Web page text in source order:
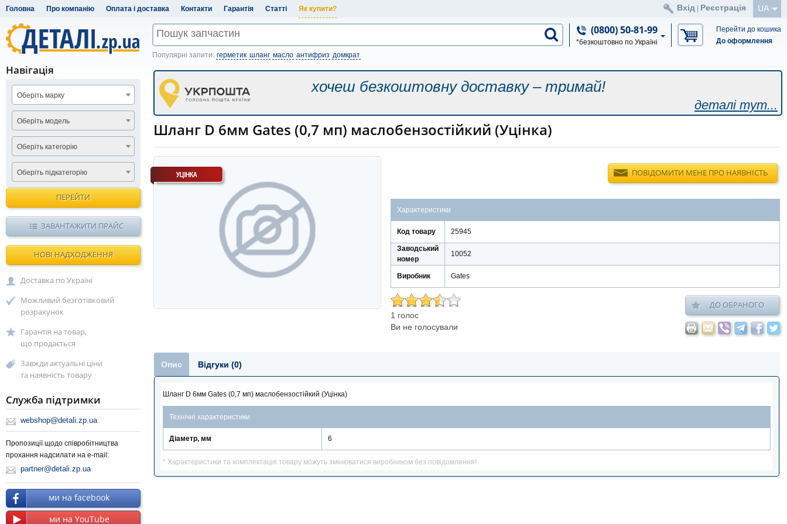
Головна Про компанію Оплата і доставка Контакти Гарантія Статті Як купити? UA
Вхід Реєстрація
(0800) 50-81-99
*безкоштовно по Україні
Перейти до кошика
До оформлення
Популярні запити: герметик шланг масло антифриз домкрат
хочеш безкоштовну доставку – тримай!
деталі тут...
Шланг D 6мм Gates (0,7 мп) маслобензостійкий (Уцінка)
ПОВІДОМИТИ МЕНЕ ПРО НАЯВНІСТЬ
Характеристики
Код товару 25945
Заводський
номер
10052
Виробник Gates
1 голос
Ви не голосували
ДО ОБРАНОГО
Опис Відгуки (0)
Шланг D 6мм Gates (0,7 мп) маслобензостійкий (Уцінка)
Технічні характеристики
Діаметр, мм 6
* Характеристики та комплектація товару можуть змінюватися виробником без повідомлення!
Навігація
Оберіть марку
Оберіть модель
Оберіть категорію
Оберіть підкатегорію
ПЕРЕЙТИ
ЗАВАНТАЖИТИ ПРАЙС
НОВІ НАДХОДЖЕННЯ
Доставка по Україні
Можливий безготівковий
розрахунок
Гарантія на товар,
що продається
Завжди актуальні ціни
та наявність товару
Служба підтримки
webshop@detali.zp.ua
Пропозиції щодо співробітництва
прохання надсилати на e-mail:
partner@detali.zp.ua
ми на facebook
ми на YouTube